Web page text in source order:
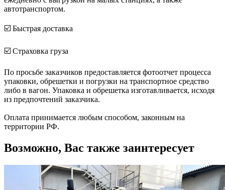
автотранспортом.
☑️ Быстрая доставка
☑️ Страховка груза
По просьбе заказчиков предоставляется фотоотчет процесса
упаковки, обрешетки и погрузки на транспортное средство
либо в вагон. Упаковка и обрешетка изготавливается, исходя
из предпочтений заказчика.
Оплата принимается любым способом, законным на
территории РФ.
Возможно, Вас также заинтересует